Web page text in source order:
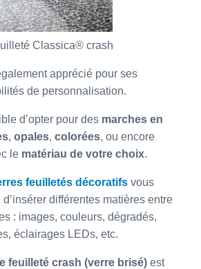
Classica® crash
apprécié pour ses
de personnalisation.
d’opter pour des marches en
, opales, colorées, ou encore
le matériau de votre choix.
feuilletés décoratifs vous
différentes matières entre
: images, couleurs, dégradés,
éclairages LEDs, etc.
feuilleté crash (verre brisé) est